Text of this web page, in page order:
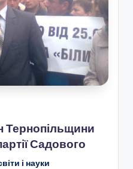
Тернопільщини
Садового
і науки